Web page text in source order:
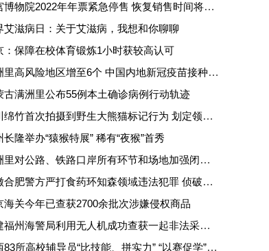
故宫博物院2022年年票紧急停售 恢复销售时间将另行公告
艾滋病日：关于艾滋病，我想和你聊聊
：保障在校体育锻炼1小时获较高认可
满洲里高风险地区增至6个 中国内地新冠疫苗接种超25亿剂次
古满洲里公布55例本土确诊病例行动轨迹
四川绵竹首次拍摄到野生大熊猫标记行为 划定领地或吸引异性
长隆举办“猿猴特展” 稀有“夜猴”首秀
满洲里对公路、铁路口岸所有环节和场地加强闭环管理
安徽合肥警方严打食药环知森领域违法犯罪 侦破重特大案件14起
海关今年已查获2700余批次涉嫌侵权商品
福建福州海警局利用无人机成功查获一起非法采矿案
陕西83所高校辅导员“比技能、拼实力” “以赛促学”提升专业素质